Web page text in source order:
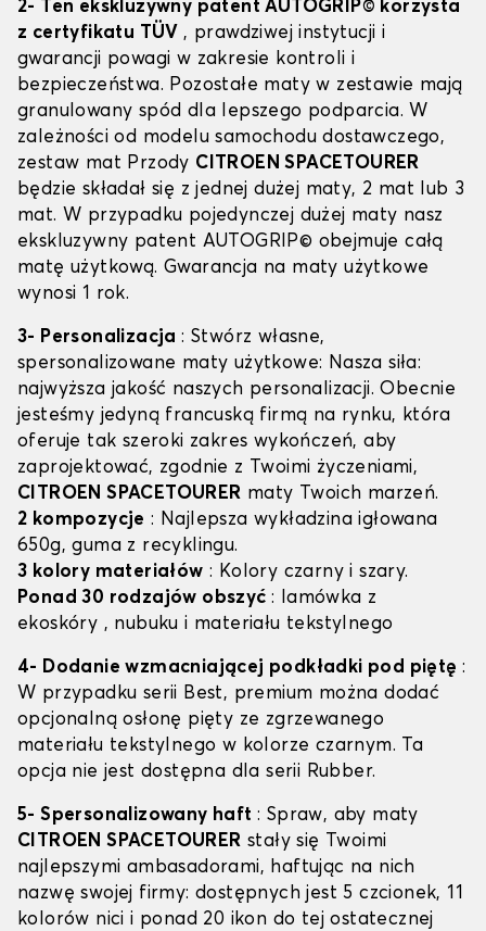
2- Ten ekskluzywny patent AUTOGRIP© korzysta
z certyfikatu TÜV, prawdziwej instytucji i
gwarancji powagi w zakresie kontroli i
bezpieczeństwa. Pozostałe maty w zestawie mają
granulowany spód dla lepszego podparcia. W
zależności od modelu samochodu dostawczego,
zestaw mat Przody CITROEN SPACETOURER
będzie składał się z jednej dużej maty, 2 mat lub 3
mat. W przypadku pojedynczej dużej maty nasz
ekskluzywny patent AUTOGRIP© obejmuje całą
matę użytkową. Gwarancja na maty użytkowe
wynosi 1 rok.
3- Personalizacja: Stwórz własne,
spersonalizowane maty użytkowe: Nasza siła:
najwyższa jakość naszych personalizacji. Obecnie
jesteśmy jedyną francuską firmą na rynku, która
oferuje tak szeroki zakres wykończeń, aby
zaprojektować, zgodnie z Twoimi życzeniami,
CITROEN SPACETOURER maty Twoich marzeń.
2 kompozycje : Najlepsza wykładzina igłowana
650g, guma z recyklingu.
3 kolory materiałów : Kolory czarny i szary.
Ponad 30 rodzajów obszyć : lamówka z
ekoskóry , nubuku i materiału tekstylnego
4- Dodanie wzmacniającej podkładki pod piętę :
W przypadku serii Best, premium można dodać
opcjonalną osłonę pięty ze zgrzewanego
materiału tekstylnego w kolorze czarnym. Ta
opcja nie jest dostępna dla serii Rubber.
5- Spersonalizowany haft : Spraw, aby maty
CITROEN SPACETOURER stały się Twoimi
najlepszymi ambasadorami, haftując na nich
nazwę swojej firmy: dostępnych jest 5 czcionek, 11
kolorów nici i ponad 20 ikon do tej ostatecznej